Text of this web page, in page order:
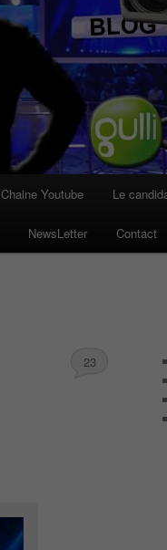
Chaine Youtube Le
NewsLetter Contact
23